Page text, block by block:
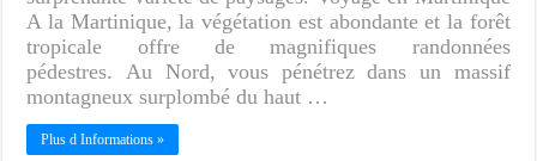
A la Martinique, la végétation est abondante et la forêt
tropicale offre de magnifiques randonnées
pédestres. Au Nord, vous pénétrez dans un massif
montagneux surplombé du haut …
Plus d Informations »